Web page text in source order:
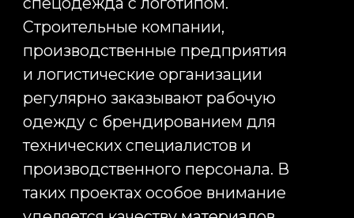
нестандартные материалы и
значительно расширять
Кроме того, производство в Китае
часто обеспечивает более
выгодную стоимость при крупных
объемах заказа. Средний срок
производства и логистики
составляет около сорока дней, что
поставки для крупных
маркетинговых кампаний и
корпоративных программ.